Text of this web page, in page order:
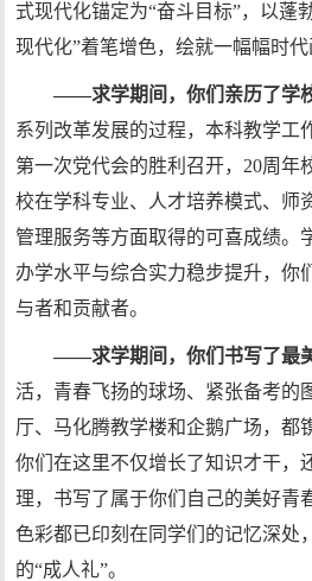
式现代化锚定为“奋斗目标”，以蓬
现代化”着笔增色，绘就一幅幅时代
——求学期间，你们亲历了学
系列改革发展的过程，本科教学工
第一次党代会的胜利召开，20周年
校在学科专业、人才培养模式、师
管理服务等方面取得的可喜成绩。
办学水平与综合实力稳步提升，你
与者和贡献者。
——求学期间，你们书写了最
活，青春飞扬的球场、紧张备考的
厅、马化腾教学楼和企鹅广场，都
你们在这里不仅增长了知识才干，
理，书写了属于你们自己的美好青
色彩都已印刻在同学们的记忆深处
的“成人礼”。